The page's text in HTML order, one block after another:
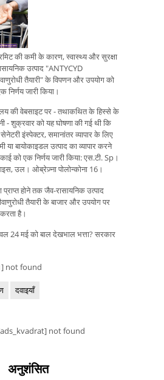
की कमी के कारण, स्वास्थ्य और सुरक्षा
उत्पाद "ANTYCYD
तैयारी" के विपणन और उपयोग को
निर्णय जारी किया।
की वेबसाइट पर - तथाकथित के हिस्से के
- शुक्रवार को यह घोषणा की गई थी कि
इंस्पेक्टर, समानांतर व्यापार के लिए
या बायोकाइडल उत्पाद का व्यापार करने
को एक निर्णय जारी किया: एस.टी. Sp।
उल। ओब्रेज़्ना पोलोन्कोना 16।
प्राप्त होने तक जैव-रासायनिक उत्पाद
तैयारी के बाजार और उपयोग पर
है।
24 मई को बाल देखभाल भत्ता? सरकार
not found
दवाइयाँ
not found
अनुशंसित